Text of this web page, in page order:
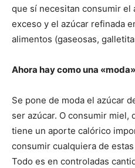
que sí necesitan consumir el
exceso y el azúcar refinada
alimentos (gaseosas,
Ahora hay como una
Se pone de moda el azúcar
ser azúcar. O consumir miel,
tiene un aporte calórico
consumir cualquiera de
Todo es en controladas